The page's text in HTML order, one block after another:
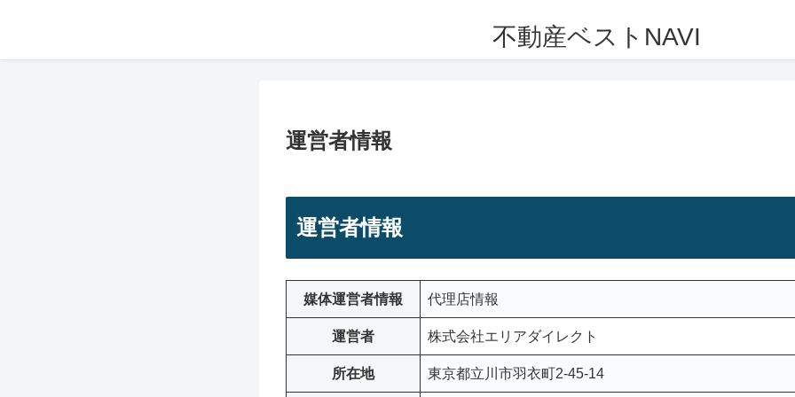
不動産ベストNAVI
運営者情報
運営者情報
媒体運営者情報 代理店情報
運営者 株式会社エリアダイレクト
所在地 東京都立川市羽衣町2-45-14